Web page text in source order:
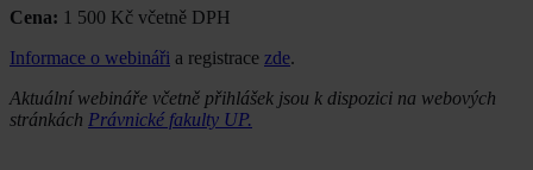
Cena: 1 500 Kč včetně DPH
Informace o webináři a registrace zde.
Aktuální webináře včetně přihlášek jsou k dispozici na webových
stránkách Právnické fakulty UP.